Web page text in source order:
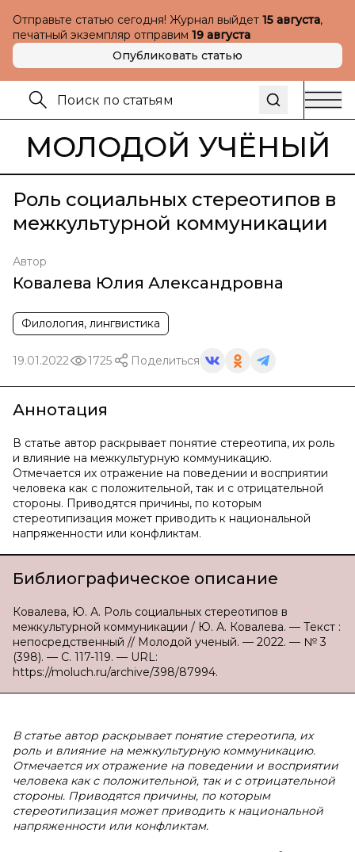
Отправьте статью сегодня! Журнал выйдет 15 августа,
печатный экземпляр отправим 19 августа
Опубликовать статью
МОЛОДОЙ УЧЁНЫЙ
Роль социальных стереотипов в
межкультурной коммуникации
Автор
Ковалева Юлия Александровна
Филология, лингвистика
19.01.2022 1725 Поделиться
Аннотация
В статье автор раскрывает понятие стереотипа, их роль
и влияние на межкультурную коммуникацию.
Отмечается их отражение на поведении и восприятии
человека как с положительной, так и с отрицательной
стороны. Приводятся причины, по которым
стереотипизация может приводить к национальной
напряженности или конфликтам.
Библиографическое описание
Ковалева, Ю. А. Роль социальных стереотипов в
межкультурной коммуникации / Ю. А. Ковалева. — Текст :
непосредственный // Молодой ученый. — 2022. — № 3
(398). — С. 117-119. — URL:
https://moluch.ru/archive/398/87994.
В статье автор раскрывает понятие стереотипа, их
роль и влияние на межкультурную коммуникацию.
Отмечается их отражение на поведении и восприятии
человека как с положительной, так и с отрицательной
стороны. Приводятся причины, по которым
стереотипизация может приводить к национальной
напряженности или конфликтам.